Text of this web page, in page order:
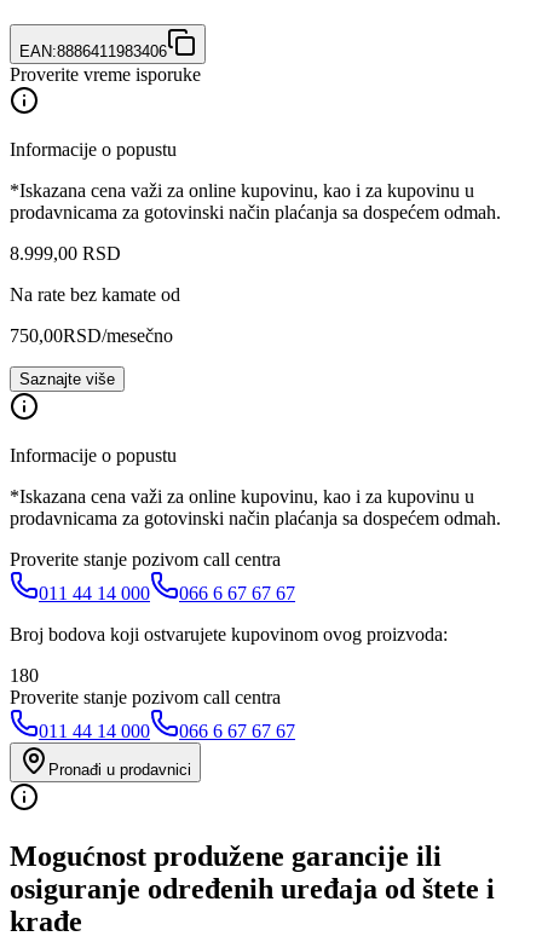
EAN:8886411983406
Proverite vreme isporuke
Informacije o popustu
*Iskazana cena važi za online kupovinu, kao i za kupovinu u
prodavnicama za gotovinski način plaćanja sa dospećem odmah.
8.999,00 RSD
Na rate bez kamate od
750,00RSD/mesečno
Saznajte više
Informacije o popustu
*Iskazana cena važi za online kupovinu, kao i za kupovinu u
prodavnicama za gotovinski način plaćanja sa dospećem odmah.
Proverite stanje pozivom call centra
011 44 14 000
066 6 67 67 67
Broj bodova koji ostvarujete kupovinom ovog proizvoda:
180
Proverite stanje pozivom call centra
011 44 14 000
066 6 67 67 67
Pronađi u prodavnici
Mogućnost produžene garancije ili
osiguranje određenih uređaja od štete i
krađe